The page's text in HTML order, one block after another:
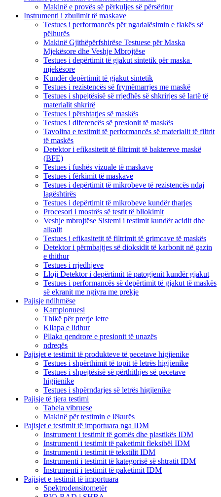
Makinë e provës së përkuljes së përsëritur
Instrumenti i zbulimit të maskave
Testues i performancës për ngadalësimin e flakës së
pëlhurës
Makinë Gjithëpërfshirëse Testuese për Maska
Mjekësore dhe Veshje Mbrojtëse
Testues i depërtimit të gjakut sintetik për maska ​​
mjekësore
Kundër depërtimit të gjakut sintetik
Testues i rezistencës së frymëmarrjes me maskë
Testues i shpejtësisë së rrjedhës së shkrirjes së lartë të
materialit shkrirë
Testues i përshtatjes së maskës
Testues i diferencës së presionit të maskës
Tavolina e testimit të performancës së materialit të filtrit
të maskës
Detektor i efikasitetit të filtrimit të baktereve maskë
(BFE)
Testues i fushës vizuale të maskave
Testues i fërkimit të maskave
Testues i depërtimit të mikrobeve të rezistencës ndaj
lagështirës
Testues i depërtimit të mikrobeve kundër tharjes
Procesori i mostrës së testit të bllokimit
Veshje mbrojtëse Sistemi i testimit kundër acidit dhe
alkalit
Testues i efikasitetit të filtrimit të grimcave të maskës
Detektor i përmbajtjes së dioksidit të karbonit në gazin
e thithur
Testues i rrjedhjeve
Lloji Detektor i depërtimit të patogjenit kundër gjakut
Testues i performancës së depërtimit të gjakut të maskës
së ekranit me ngjyra me prekje
Pajisje ndihmëse
Kampionuesi
Thikë për prerje letre
Kllapa e lidhur
Pllaka qendrore e presionit të unazës
ndreqës
Pajisjet e testimit të produkteve të pecetave higjienike
Testues i shpërthimit të topit të letrës higjienike
Testues i shpejtësisë së përthithjes së pecetave
higjienike
Testues i shpërndarjes së letrës higjienike
Pajisje të tjera testimi
Tabela vibruese
Makinë për testimin e lëkurës
Pajisjet e testimit të importuara nga IDM
Instrument i testimit të gomës dhe plastikës IDM
Instrumenti i testimit të paketimit fleksibël IDM
Instrumenti i testimit të tekstilit IDM
Instrumenti i testimit të kategorisë së shtratit IDM
Instrumenti i testimit të paketimit IDM
Pajisjet e testimit të importuara
Spektrodensitometër